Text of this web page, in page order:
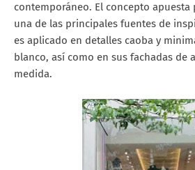
contemporáneo. El concepto
una de las principales fuentes de
es aplicado en detalles caoba y
blanco, así como en sus fachadas de
medida.